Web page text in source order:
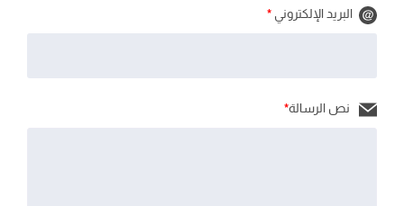
البريد الإلكتروني *
نص الرسالة*